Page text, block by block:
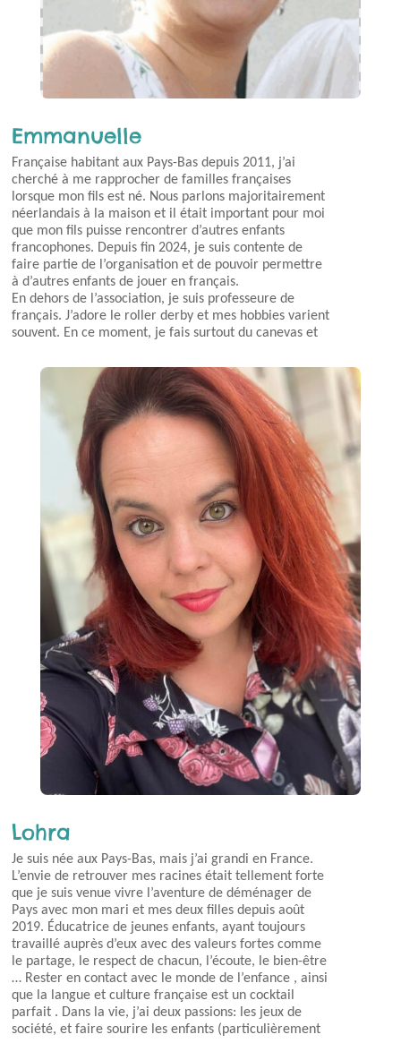
Emmanuelle
Française habitant aux Pays-Bas depuis 2011, j’ai
cherché à me rapprocher de familles françaises
lorsque mon fils est né. Nous parlons majoritairement
néerlandais à la maison et il était important pour moi
que mon fils puisse rencontrer d’autres enfants
francophones. Depuis fin 2024, je suis contente de
faire partie de l’organisation et de pouvoir permettre
à d’autres enfants de jouer en français.
En dehors de l’association, je suis professeure de
français. J’adore le roller derby et mes hobbies varient
souvent. En ce moment, je fais surtout du canevas et
Lohra
Je suis née aux Pays-Bas, mais j’ai grandi en France.
L’envie de retrouver mes racines était tellement forte
que je suis venue vivre l’aventure de déménager de
Pays avec mon mari et mes deux filles depuis août
2019. Éducatrice de jeunes enfants, ayant toujours
travaillé auprès d’eux avec des valeurs fortes comme
le partage, le respect de chacun, l’écoute, le bien-être
… Rester en contact avec le monde de l’enfance , ainsi
que la langue et culture française est un cocktail
parfait . Dans la vie, j’ai deux passions: les jeux de
société, et faire sourire les enfants (particulièrement